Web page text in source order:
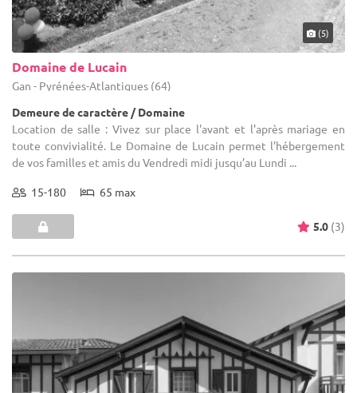
(5)
Domaine de Lucain
Gan - Pyrénées-Atlantiques (64)
Demeure de caractère / Domaine
Location de salle : Vivez sur place l'avant et l'après mariage en
toute convivialité. Le Domaine de Lucain permet l’hébergement
de vos familles et amis du Vendredi midi jusqu’au Lundi ...
15-180 65 max
5.0 (3)